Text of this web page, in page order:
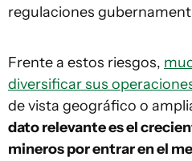
regulaciones
Frente a estos riesgos,
diversificar sus
de vista geográfico o
dato relevante es el
mineros por entrar en el